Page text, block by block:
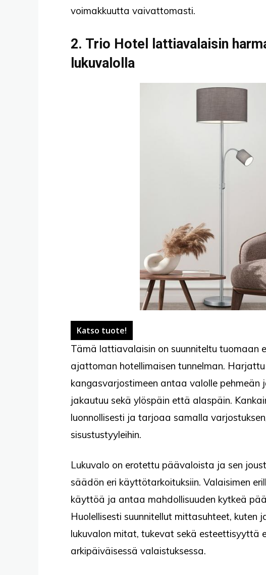
voimakkuutta vaivattomasti.
2. Trio Hotel lattiavalaisin
lukuvalolla
Katso tuote!
Tämä lattiavalaisin on suunniteltu tuomaan
ajattoman hotellimaisen tunnelman.
kangasvarjostimeen antaa valolle pehmeän
jakautuu sekä ylöspäin että alaspäin.
luonnollisesti ja tarjoaa samalla
sisustustyyleihin.
Lukuvalo on erotettu päävaloista ja sen
säädön eri käyttötarkoituksiin. Valaisimen
käyttöä ja antaa mahdollisuuden kytkeä
Huolellisesti suunnitellut mittasuhteet, kuten
lukuvalon mitat, tukevat sekä esteettisyyttä
arkipäiväisessä valaistuksessa.